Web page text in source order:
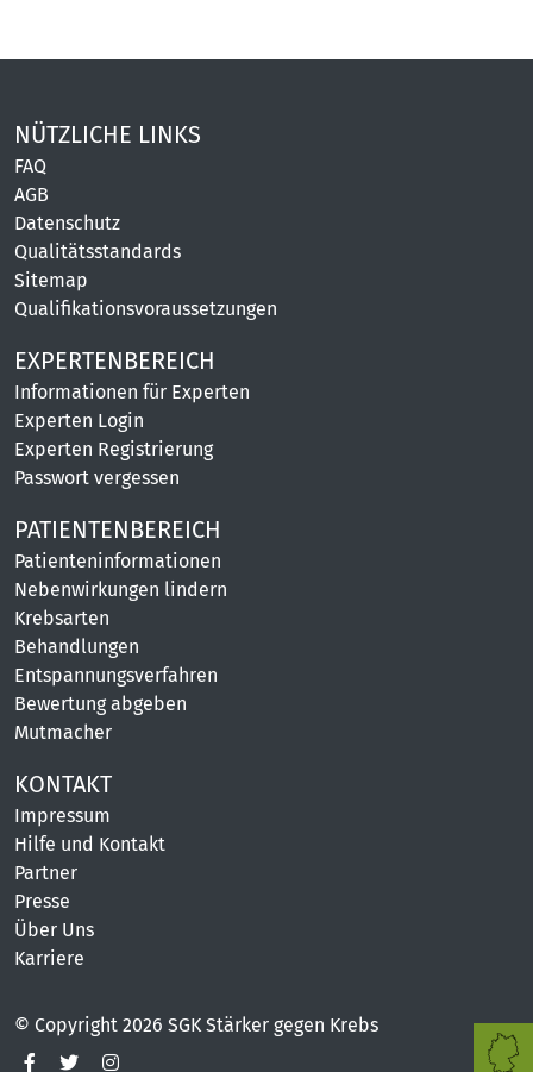
NÜTZLICHE LINKS
FAQ
AGB
Datenschutz
Qualitätsstandards
Sitemap
Qualifikationsvoraussetzungen
EXPERTENBEREICH
Informationen für Experten
Experten Login
Experten Registrierung
Passwort vergessen
PATIENTENBEREICH
Patienteninformationen
Nebenwirkungen lindern
Krebsarten
Behandlungen
Entspannungsverfahren
Bewertung abgeben
Mutmacher
KONTAKT
Impressum
Hilfe und Kontakt
Partner
Presse
Über Uns
Karriere
© Copyright 2026 SGK Stärker gegen Krebs